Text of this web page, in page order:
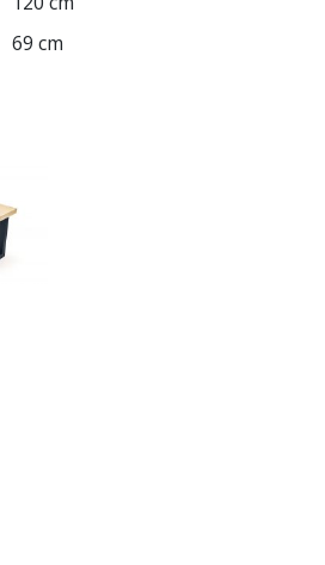
69 cm